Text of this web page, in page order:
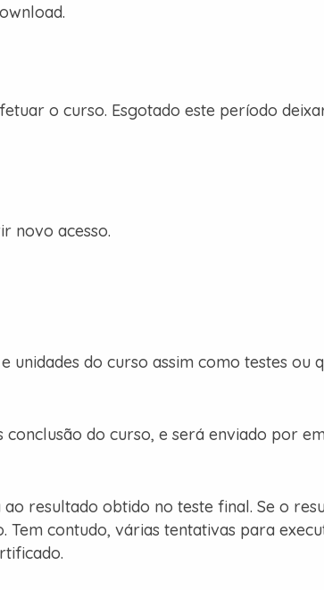
o curso. Esgotado este período
novo acesso.
do curso assim como testes ou
do curso, e será enviado por
resultado obtido no teste final. Se o
contudo, várias tentativas para